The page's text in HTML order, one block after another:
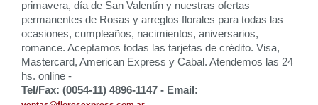
primavera, día de San Valentín y nuestras ofertas
permanentes de Rosas y arreglos florales para todas las
ocasiones, cumpleaños, nacimientos, aniversarios,
romance. Aceptamos todas las tarjetas de crédito. Visa,
Mastercard, American Express y Cabal. Atendemos las 24
hs. online -
Tel/Fax: (0054-11) 4896-1147 - Email: